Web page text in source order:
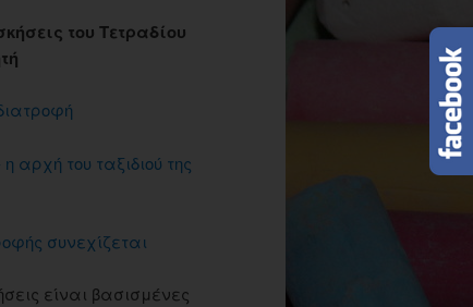
του Τετραδίου
αρχή του ταξιδιού της
συνεχίζεται
είναι βασισμένες